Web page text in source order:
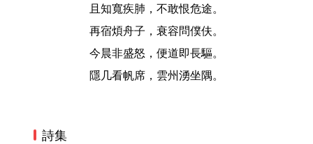
且知寬疾肺，不敢恨危途。
再宿煩舟子，衰容問僕伕。
今晨非盛怒，便道即長驅。
隱几看帆席，雲州湧坐隅。
詩集